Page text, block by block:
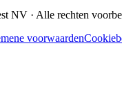
NV · Alle rechten
voorwaarden